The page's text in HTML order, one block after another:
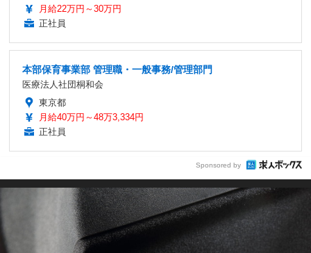
月給22万円～30万円
正社員
本部保育事業部 管理職・一般事務/管理部門
医療法人社団桐和会
東京都
月給40万円～48万3,334円
正社員
Sponsored by